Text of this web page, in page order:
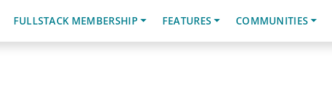
FULLSTACK MEMBERSHIP FEATURES COMMUNITIES